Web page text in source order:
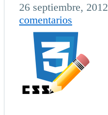
26 septiembre, 2012
comentarios